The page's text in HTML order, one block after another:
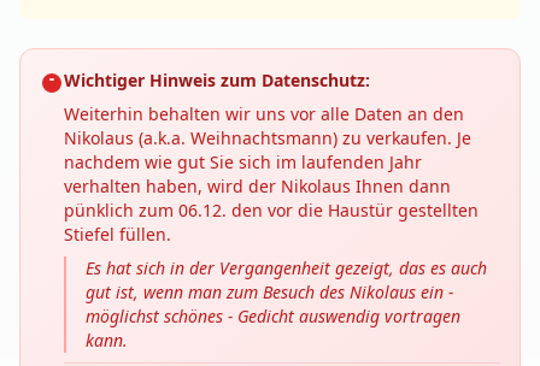
Wichtiger Hinweis zum Datenschutz:
Weiterhin behalten wir uns vor alle Daten an den
Nikolaus (a.k.a. Weihnachtsmann) zu verkaufen. Je
nachdem wie gut Sie sich im laufenden Jahr
verhalten haben, wird der Nikolaus Ihnen dann
pünklich zum 06.12. den vor die Haustür gestellten
Stiefel füllen.
Es hat sich in der Vergangenheit gezeigt, das es auch
gut ist, wenn man zum Besuch des Nikolaus ein -
möglichst schönes - Gedicht auswendig vortragen
kann.